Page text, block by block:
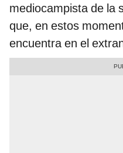
mediocampista de la
que, en estos
encuentra en el